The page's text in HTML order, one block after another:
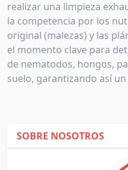
realizar una limpieza
la competencia por los
original (malezas) y las
el momento clave para
de nematodos, hongos,
suelo, garantizando así
SOBRE NOSOTROS